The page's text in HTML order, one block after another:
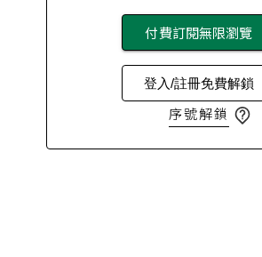
付費訂閱無限瀏覽
登入/註冊免費解鎖
序號解鎖